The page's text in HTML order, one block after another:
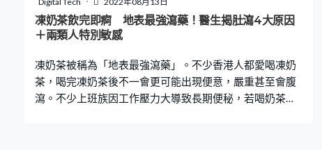
｜【1】脫水 即使有攝取足夠纖維，若一天的水喝不夠還
是很大可能會便秘。而要改善這問題，基本上多喝包括茶
和農藥 李思賢說，抗生素
凍奶茶飲完即痾 地表最強瀉藥！醫生揭肚瀉4大原因
＋兩類人特別敏感
凍奶茶被稱為「地表最強瀉藥」。不少香港人都愛喝凍奶
茶，喝完凍奶茶後不一會更可能出現便意，嚴重甚至會腹
瀉。不少上班族因工作壓力大導致長期便秘，若喝奶茶可